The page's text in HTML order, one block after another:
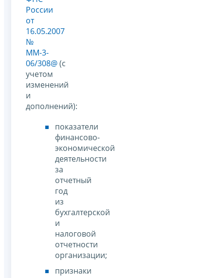
России
от
16.05.2007
№
ММ-3-
06/308@(с
учетом
изменений
и
дополнений):
показатели
финансово-
экономической
деятельности
за
отчетный
год
из
бухгалтерской
и
налоговой
отчетности
организации;
признаки